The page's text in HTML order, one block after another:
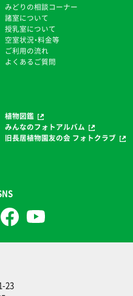
みどりの相談コーナー
諸室について
授乳室について
空室状況・料金等
ご利用の流れ
よくあるご質問
植物図鑑
みんなのフォトアルバム
旧長居植物園友の会 フォトクラブ
23